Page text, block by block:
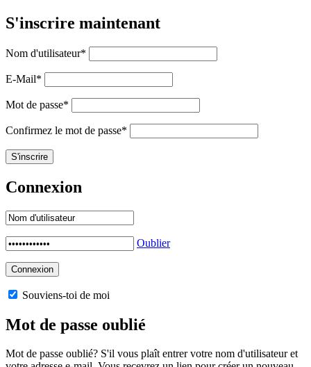
S'inscrire maintenant
Nom d'utilisateur*
E-Mail*
Mot de passe*
Confirmez le mot de passe*
Connexion
Oublier
Souviens-toi de moi
Mot de passe oublié
Mot de passe oublié? S'il vous plaît entrer votre nom d'utilisateur et